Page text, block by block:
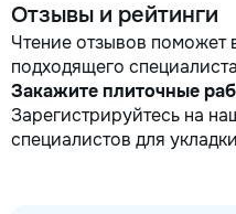
Отзывы и рейтинги
Чтение отзывов поможет
подходящего
Закажите плиточные
Зарегистрируйтесь на
специалистов для